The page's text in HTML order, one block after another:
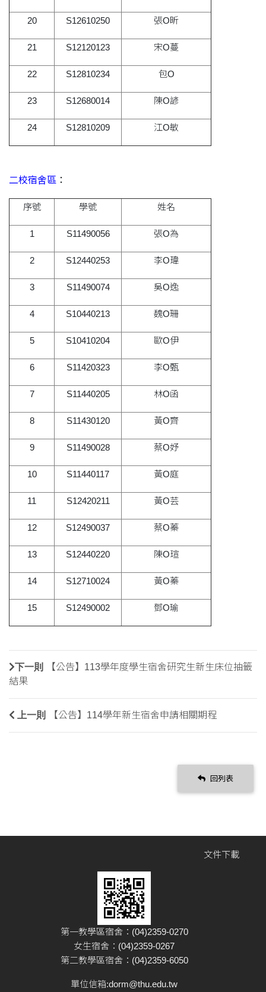
20 S12610250 張O昕
21 S12120123 宋O蔓
22 S12810234 包O
23 S12680014 陳O諺
24 S12810209 江O敏
二校宿舍區 ：
序號 學號 姓名
1 S11490056 張O為
2 S12440253 李O瑋
3 S11490074 吳O逸
4 S10440213 魏O珊
5 S10410204 歐O伊
6 S11420323 李O甄
7 S11440205 林O函
8 S11430120 黃O齊
9 S11490028 蔡O妤
10 S11440117 黃O庭
11 S12420211 黃O芸
12 S12490037 蔡O蓁
13 S12440220 陳O瑄
14 S12710024 黃O蓁
15 S12490002 鄧O瑜
下一則
【公告】113學年度學生宿舍研究生新生床位抽籤
結果
上一則 【公告】114學年新生宿舍申請相關期程
回列表
文件下載
第一教學區宿舍：(04)2359-0270
女生宿舍：(04)2359-0267
第二教學區宿舍：(04)2359-6050
單位信箱:dorm@thu.edu.tw